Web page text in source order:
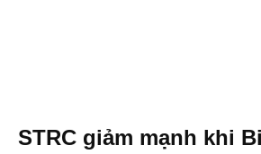
STRC giảm mạnh khi